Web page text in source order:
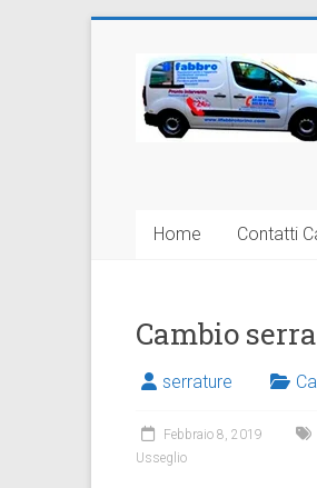
contenutoCambio
Serratura
Home Contatti
Cambio
serrature
Febbraio 8, 2019
Usseglio